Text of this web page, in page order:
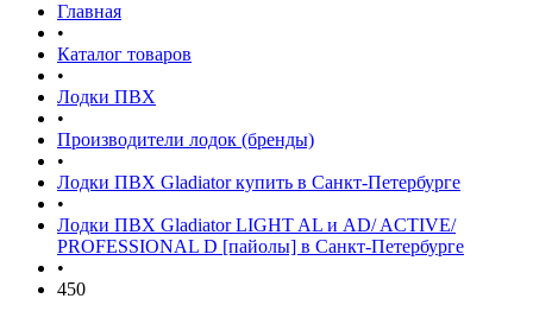
Главная
•
Каталог товаров
•
Лодки ПВХ
•
Производители лодок (бренды)
•
Лодки ПВХ Gladiator купить в Санкт-Петербурге
•
Лодки ПВХ Gladiator LIGHT AL и AD/ ACTIVE/
PROFESSIONAL D [пайолы] в Санкт-Петербурге
•
450